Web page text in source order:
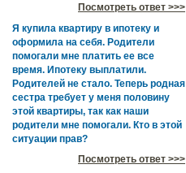
Посмотреть ответ >>>
Я купила квартиру в ипотеку и
оформила на себя. Родители
помогали мне платить ее все
время. Ипотеку выплатили.
Родителей не стало. Теперь родная
сестра требует у меня половину
этой квартиры, так как наши
родители мне помогали. Кто в этой
ситуации прав?
Посмотреть ответ >>>